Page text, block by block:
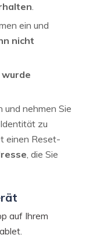
.
ein und
nicht
wurde
und nehmen Sie
zu
einen Reset-
, die Sie
auf Ihrem